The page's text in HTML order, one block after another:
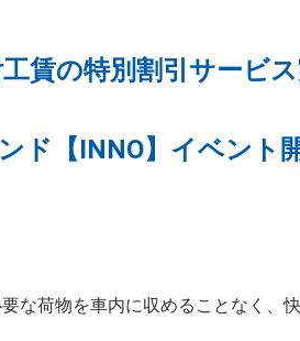
賃の特別割引サービス
ド【INNO】イベント
な荷物を車内に収めることなく、